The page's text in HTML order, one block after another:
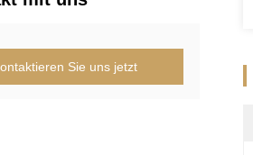
Sie uns jetzt